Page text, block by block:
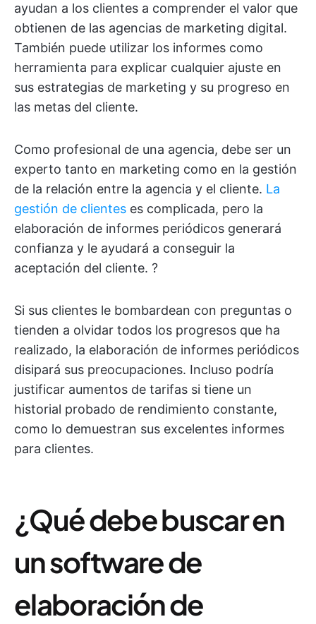
ayudan a los clientes a comprender el valor que
obtienen de las agencias de marketing digital.
También puede utilizar los informes como
herramienta para explicar cualquier ajuste en
sus estrategias de marketing y su progreso en
las metas del cliente.
Como profesional de una agencia, debe ser un
experto tanto en marketing como en la gestión
de la relación entre la agencia y el cliente. La
gestión de clientes es complicada, pero la
elaboración de informes periódicos generará
confianza y le ayudará a conseguir la
aceptación del cliente. ?
Si sus clientes le bombardean con preguntas o
tienden a olvidar todos los progresos que ha
realizado, la elaboración de informes periódicos
disipará sus preocupaciones. Incluso podría
justificar aumentos de tarifas si tiene un
historial probado de rendimiento constante,
como lo demuestran sus excelentes informes
para clientes.
¿Qué debe buscar en
un software de
elaboración de